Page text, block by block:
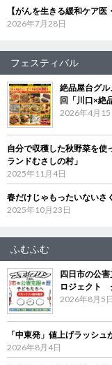
【がんを生きる緩和ケア
2026年7月28日
フェスティバル
絶品屋台グ
回「川口×絶
2026年4月15
自分で収穫した秋野菜を
ランドむさしの村」
2025年11月4日
春だけじゃもったいないさ
2025年10月23日
ふむふむ
四日市の公
ロジェクト
2026年8月5日
「中東発」値上げラッシ
2026年8月4日